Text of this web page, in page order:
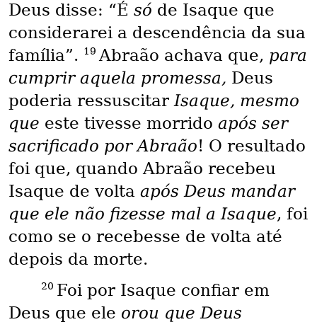
Deus disse: “É só de Isaque que
considerarei a descendência da sua
família”. 19 Abraão achava que, para
cumprir aquela promessa, Deus
poderia ressuscitar Isaque, mesmo
que este tivesse morrido após ser
sacrificado por Abraão! O resultado
foi que, quando Abraão recebeu
Isaque de volta após Deus mandar
que ele não fizesse mal a Isaque, foi
como se o recebesse de volta até
depois da morte.
20 Foi por Isaque confiar em
Deus que ele orou que Deus